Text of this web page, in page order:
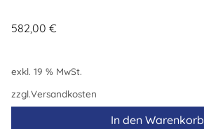
582,00 €
exkl. 19 % MwSt.
zzgl.Versandkosten
In den Warenkorb